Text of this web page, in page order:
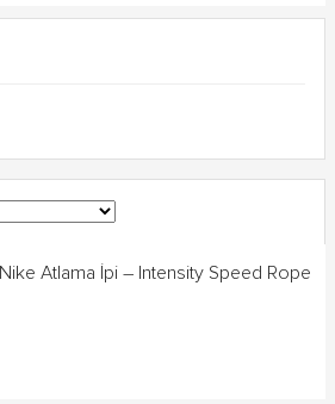
Nike Atlama İpi – Intensity Speed Rope